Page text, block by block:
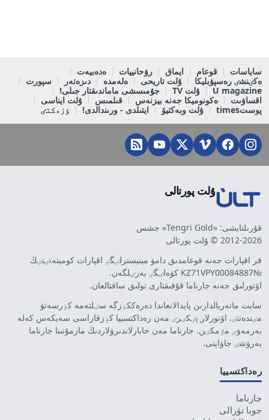
ساياسات قوعام ايماق رۋحانييات
ەدەبيەت
ەكٸنشٸ رەسپۋبليكا
ۇلت تاريحى ەلەمدە دىزەتەر
سپورت
U magazine
ۇلت TV
جۇمىسشى ماماندىقتار جىلى!
اقساۋىت
ەكونوميكا جەنە بيزنەس قىلمىس
ۇلت ايناسى
پوستtimes
ۇلت وبەكتيۆ ايتىلدى - ورىندالدى! ٶزەكتٸ
ۇلت پورتالى
قۇرىلتايشى: «Tengri Gold» جشس
2012-2026 © ۇلت پورتالى
قر اقپارات جەنە قوعامدىق دامۋ مينيسترلٸگٸ اقپارات كوميتەتٸنٸڭ
№KZ71VPY00084887 كۋەلٸگٸ بەرٸلگەن.
اۆتورلىق جەنە جارناما قۇقىقتارى تولىق ساقتالعان.
سايت ماتەريالدارىن پايدالانعاندا دەرەككٶزگە سٸلتەمە كٶرسەتۋ
مٸندەتتٸ. اۆتورلار پٸكٸرٸ مەن رەداكتسييا كٶزقاراسى سەيكەس كەلە
بەرمەۋٸ مٷمكٸن. جارناما مەن حابارلاندىرۋلاردىڭ مازمۇنىنا جارناما
بەرۋشٸ جاۋاپتى.
رەداكتسييا
جارناما
جوبا تۋرالى